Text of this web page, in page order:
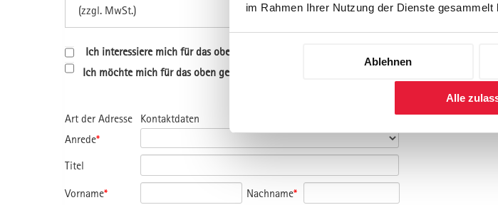
im Rahmen Ihrer Nutzung der Dienste gesammelt
Ablehnen
Alle
(zzgl. MwSt.)
Ich interessiere mich für das oben genannte Programm und bitte um Kontaktaufnahme.
Ich möchte mich für das oben genannte Programm anmelden.
Art der Adresse
Kontaktdaten
Anrede*
Titel
Vorname* Nachname*